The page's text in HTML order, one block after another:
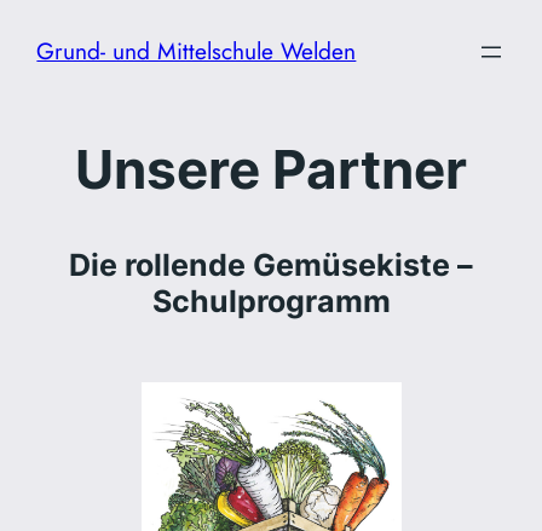
Inhalt
Grund- und Mittelschule Welden
Unsere Partner
Die rollende Gemüsekiste –
Schulprogramm